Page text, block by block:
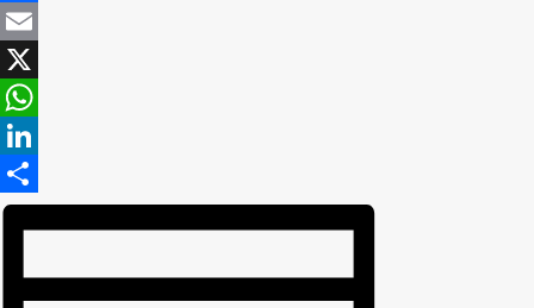
Facebook
Email
X
WhatsApp
LinkedIn
Compartir